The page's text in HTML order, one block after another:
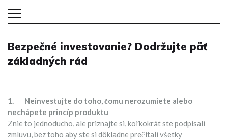
Bezpečné investovanie? Dodržujte päť
základných rád
1. Neinvestujte do toho, čomu nerozumiete alebo
nechápete princíp produktu
Znie to jednoducho, ale priznajte si, koľkokrát ste podpísali
zmluvu, bez toho aby ste si dôkladne prečítali všetky